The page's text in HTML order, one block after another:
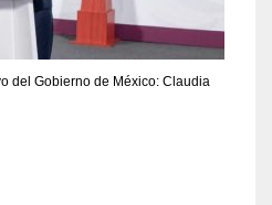
del Gobierno de México: Claudia